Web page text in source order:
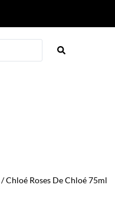
/ Chloé Roses De Chloé 75ml